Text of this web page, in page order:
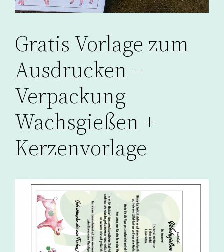
Gratis Vorlage zum
Ausdrucken –
Verpackung
Wachsgießen +
Kerzenvorlage